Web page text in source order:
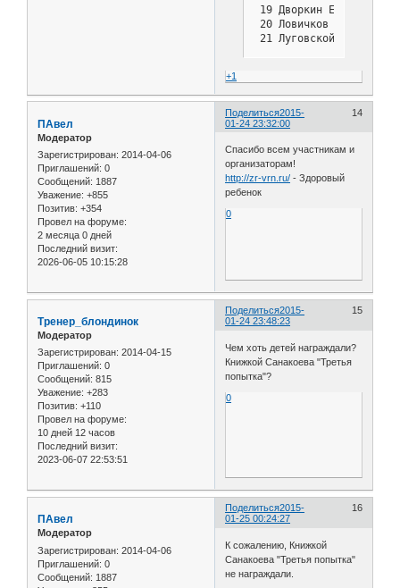
19 Дворкин
20 Ловичков
21 Луговской
24 Пастухова
25 Петрова
26 Племяничев
27 Стуков
29 Шипилов Максим
30 Астанин
31 Высочкин Артем
32 Лытнев Артем
33 Малютин
38 Чеботарев
39 Кулишкин Илья
40 Морозов Илья
41 Синельникова
43 Сушков Алексей
44 Коженков Марат
+1
Поделиться 14
2015-
01-24 23:32:00
ПАвел
Модератор
Зарегистрирован: 2014-04-06
Приглашений: 0
Сообщений: 1887
Уважение: +855
Позитив: +354
Провел на форуме:
2 месяца 0 дней
Последний визит:
2026-06-05 10:15:28
Спасибо всем участникам и
организаторам!
http://zr-vrn.ru/ - Здоровый
ребенок
0
Поделиться 15
2015-
01-24 23:48:23
Тренер_блондинок
Модератор
Зарегистрирован: 2014-04-15
Приглашений: 0
Сообщений: 815
Уважение: +283
Позитив: +110
Провел на форуме:
10 дней 12 часов
Последний визит:
2023-06-07 22:53:51
Чем хоть детей награждали?
Книжкой Санакоева "Третья
попытка"?
0
Поделиться 16
2015-
01-25 00:24:27
ПАвел
Модератор
Зарегистрирован: 2014-04-06
Приглашений: 0
Сообщений: 1887
К сожалению, Книжкой
Санакоева "Третья попытка"
не награждали.